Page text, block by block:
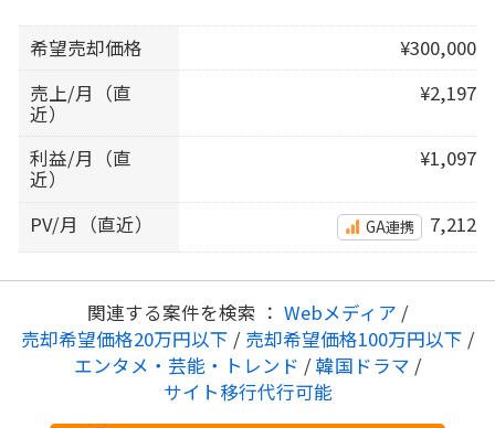
希望売却価格
¥300,000
売上/月（直
近）
¥2,197
利益/月（直
近）
¥1,097
PV/月（直近） GA連携 7,212
関連する案件を検索 ： Webメディア /
売却希望価格20万円以下 / 売却希望価格100万円以下 /
エンタメ・芸能・トレンド / 韓国ドラマ /
サイト移行代行可能